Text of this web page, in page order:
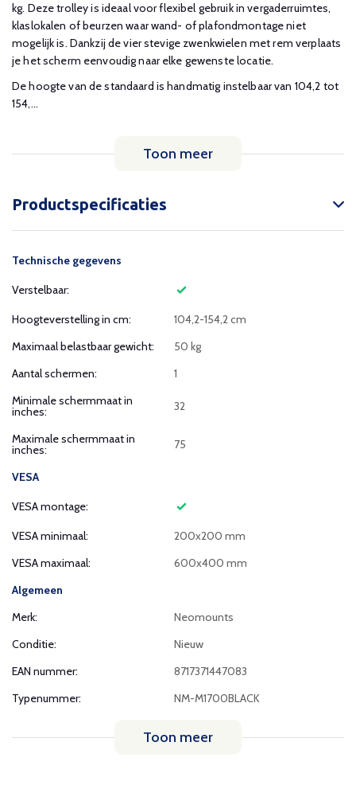
kg. Deze trolley is ideaal voor flexibel gebruik in vergaderruimtes,
klaslokalen of beurzen waar wand- of plafondmontage niet
mogelijk is. Dankzij de vier stevige zwenkwielen met rem verplaats
je het scherm eenvoudig naar elke gewenste locatie.
De hoogte van de standaard is handmatig instelbaar van 104,2 tot
154,...
Toon meer
Productspecificaties
Technische gegevens
Verstelbaar:
Hoogteverstelling in cm:
104,2-154,2 cm
Maximaal belastbaar gewicht:
50 kg
Aantal schermen:
1
Minimale schermmaat in
inches: 32
Maximale schermmaat in
inches: 75
VESA
VESA montage:
VESA minimaal:
200x200 mm
VESA maximaal:
600x400 mm
Algemeen
Merk:
Neomounts
Conditie:
Nieuw
EAN nummer:
8717371447083
Typenummer:
NM-M1700BLACK
Toon meer